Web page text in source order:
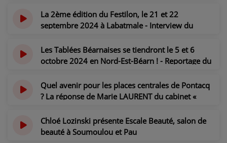
CRÉATIONS AUDIOVISUELLES
L'ŒIL DE L'OIE | PRÉSENTATION
VIDÉOS | L’ŒIL DE L'OIE
VIDÉOS | JEUX
PARTENAIRES
il y a 1 an
La 2ème édition du Festilon, le 21 et 22
septembre 2024 à Labatmale - Interview du
il y a 1 an
Les Tablées Béarnaises se tiendront le 5 et 6
octobre 2024 en Nord-Est-Béarn ! - Reportage du
il y a 1 an
Quel avenir pour les places centrales de Pontacq
? La réponse de Marie LAURENT du cabinet «
la Mairie de Pontacq
il y a 2 ans
Chloé Lozinski présente Escale Beauté, salon de
beauté à Soumoulou et Pau